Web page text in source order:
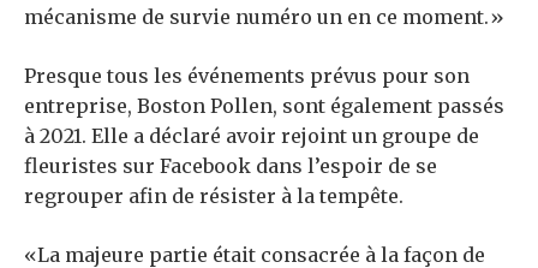
mécanisme de survie numéro un en ce moment.»
Presque tous les événements prévus pour son
entreprise, Boston Pollen, sont également passés
à 2021. Elle a déclaré avoir rejoint un groupe de
fleuristes sur Facebook dans l’espoir de se
regrouper afin de résister à la tempête.
«La majeure partie était consacrée à la façon de